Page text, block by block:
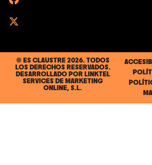
© ES CLAUSTRE 2026. TODOS
LOS DERECHOS RESERVADOS.
DESARROLLADO POR LINKTEL
SERVICES DE MARKETING
ONLINE, S.L.